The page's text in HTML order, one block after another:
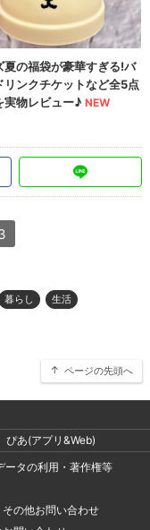
暮らし 生活
ページの先頭へ
ぴあ(アプリ&Web)
ータの利用・著作権等
の他お問い合わせ